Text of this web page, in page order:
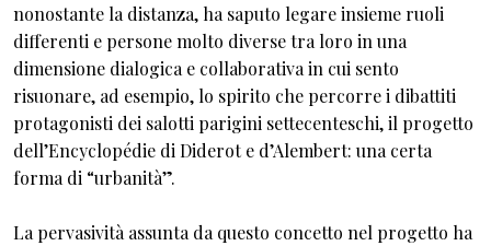
nonostante la distanza, ha saputo legare insieme ruoli
differenti e persone molto diverse tra loro in una
dimensione dialogica e collaborativa in cui sento
risuonare, ad esempio, lo spirito che percorre i dibattiti
protagonisti dei salotti parigini settecenteschi, il progetto
dell’Encyclopédie di Diderot e d’Alembert: una certa
forma di “urbanità”.
La pervasività assunta da questo concetto nel progetto ha